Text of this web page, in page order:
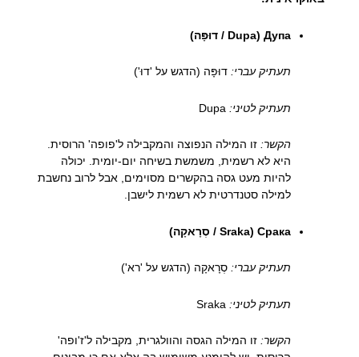
Дупа (Dupa / דוּפָּה)
תעתיק עברי:דוּפָּה (הדגש על 'דוּ')
תעתיק לטיני:
הקשר:זו המילה הנפוצה והמקבילה ל'פופה' הרוסית.
היא לא רשמית, משמשת בשיחה יום-יומית. יכולה
להיות מעט גסה בהקשרים מסוימים, אבל לרוב נחשבת
למילה סטנדרטית לא רשמית לישבן.
Срака (Sraka / סְרָאקָה)
תעתיק עברי:סְרָאקָה (הדגש על 'רא')
תעתיק לטיני:
הקשר:זו המילה הגסה והוולגרית, מקבילה ל'ז'ופה'